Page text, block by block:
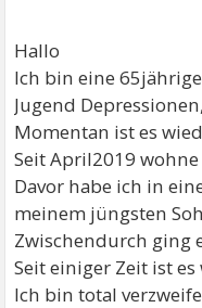
Hallo
Ich bin eine
Jugend
Momentan ist es
Seit April2019
Davor habe ich in
meinem jüngsten
Zwischendurch ging
Seit einiger Zeit ist
Ich bin total